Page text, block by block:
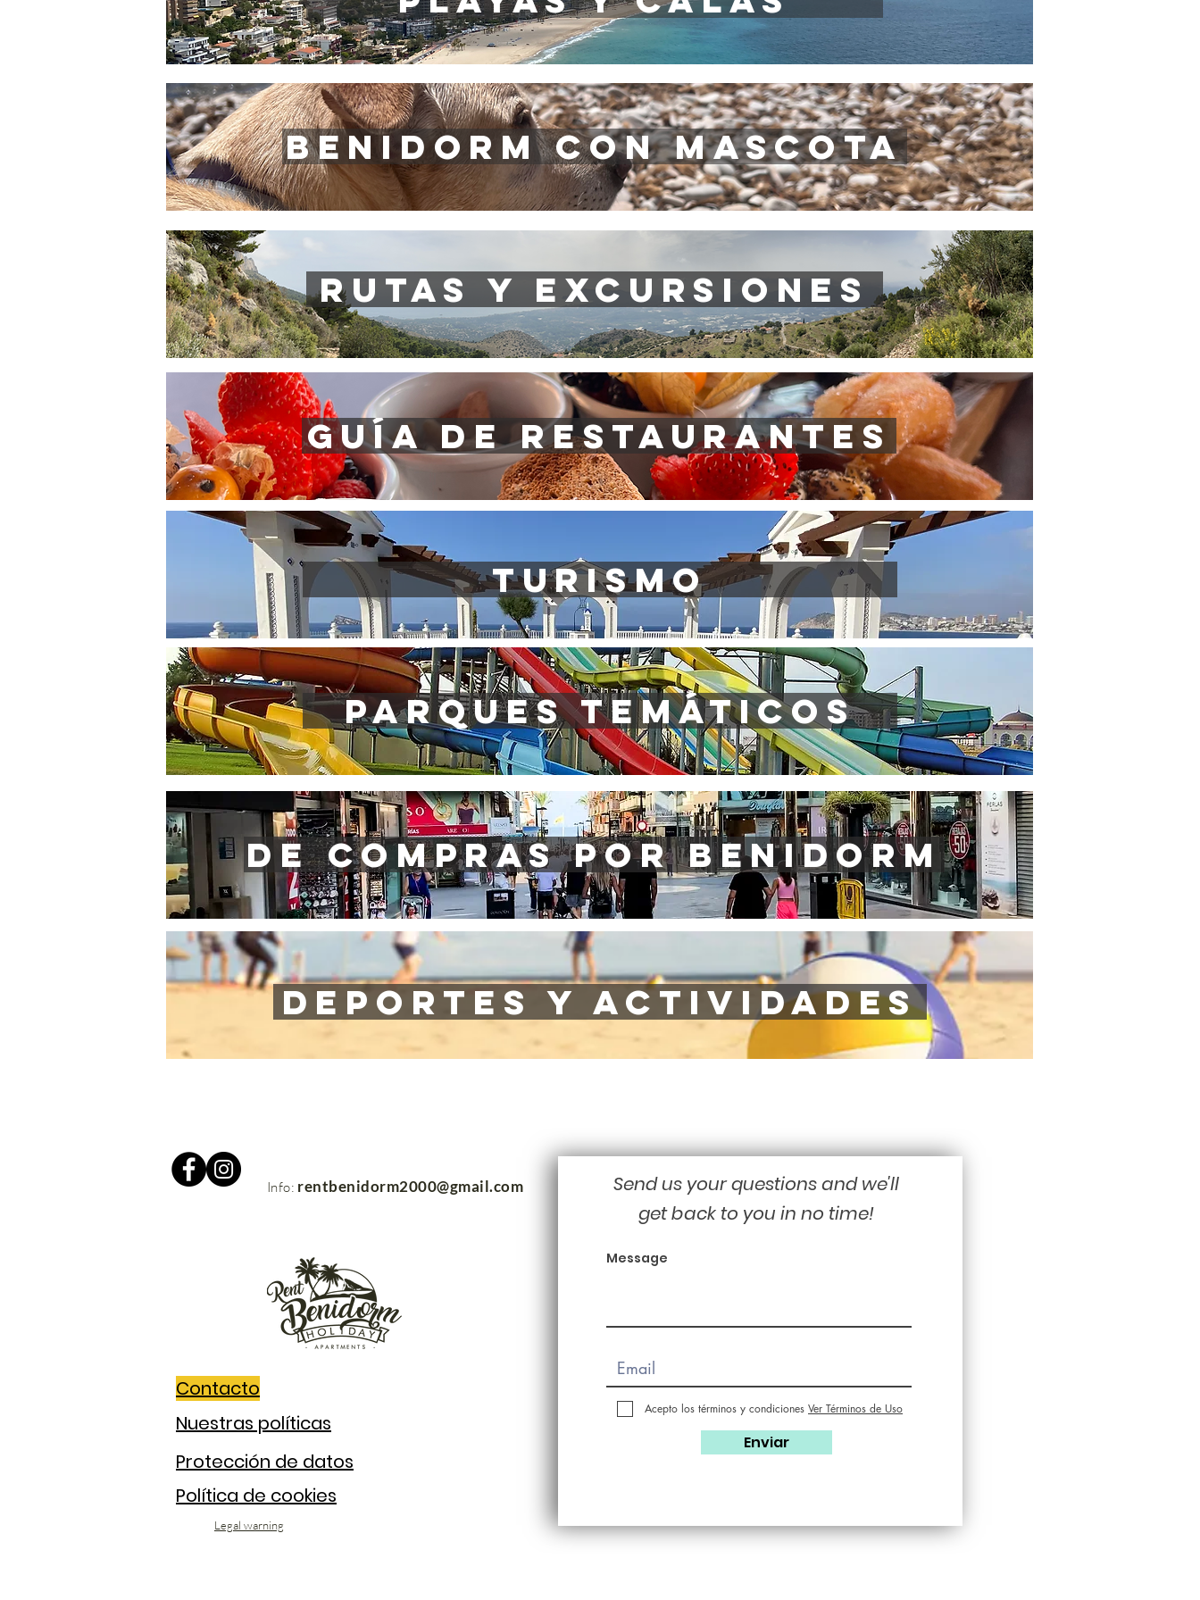
BENIDORM CON MASCOTA
RUTAS Y EXCURSIONES
GUÍA DE RESTAURANTES
turismo
parques temáticos
de compras por benidorm
deportes y actividades
Info: rentbenidorm2000@gmail.com
Contacto
Nuestras políticas
Protección de datos
Política de cookies
Legal warning
Send us your questions and we'll
get back to you in no time!
Message
Acepto los términos y condiciones Ver Términos de Uso
Enviar